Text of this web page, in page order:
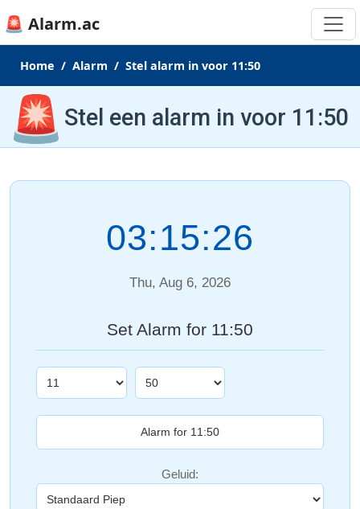
🚨 Alarm.ac
Home Alarm Stel alarm in voor 11:50
🚨 Stel een alarm in voor 11:50
03:15:26
Thu, Aug 6, 2026
Set Alarm for 11:50
Geluid: